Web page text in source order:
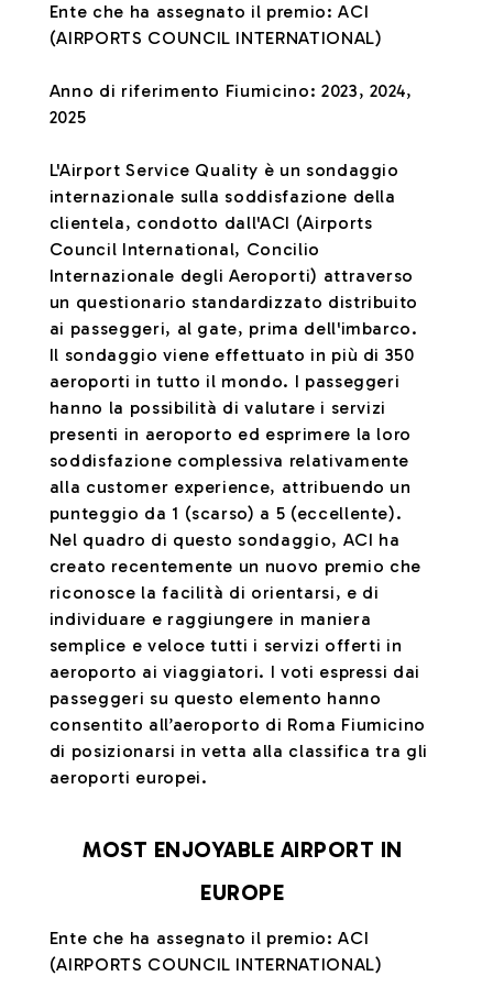
Ente che ha assegnato il premio: ACI
(AIRPORTS COUNCIL INTERNATIONAL)
Anno di riferimento Fiumicino: 2023, 2024,
2025
L'Airport Service Quality è un sondaggio
internazionale sulla soddisfazione della
clientela, condotto dall'ACI (Airports
Council International, Concilio
Internazionale degli Aeroporti) attraverso
un questionario standardizzato distribuito
ai passeggeri, al gate, prima dell'imbarco.
Il sondaggio viene effettuato in più di 350
aeroporti in tutto il mondo. I passeggeri
hanno la possibilità di valutare i servizi
presenti in aeroporto ed esprimere la loro
soddisfazione complessiva relativamente
alla customer experience, attribuendo un
punteggio da 1 (scarso) a 5 (eccellente).
Nel quadro di questo sondaggio, ACI ha
creato recentemente un nuovo premio che
riconosce la facilità di orientarsi, e di
individuare e raggiungere in maniera
semplice e veloce tutti i servizi offerti in
aeroporto ai viaggiatori. I voti espressi dai
passeggeri su questo elemento hanno
consentito all’aeroporto di Roma Fiumicino
di posizionarsi in vetta alla classifica tra gli
aeroporti europei.
MOST ENJOYABLE AIRPORT IN
EUROPE
Ente che ha assegnato il premio: ACI
(AIRPORTS COUNCIL INTERNATIONAL)